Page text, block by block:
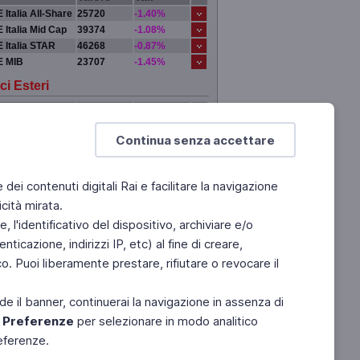
Continua senza accettare
contenuti digitali Rai e facilitare la navigazione
mirata.
l'identificativo del dispositivo, archiviare e/o
indirizzi IP, etc) al fine di creare,
Puoi liberamente prestare, rifiutare o revocare il
il banner, continuerai la navigazione in assenza di
Preferenze per selezionare in modo analitico
Italia All-Share 25720
-1.40%
Italia Mid Cap
39374
-1.08%
Italia STAR
46268
-0.87%
MIB
23707 -1.45%
Esteri
0.00%
0.00%
0.00%